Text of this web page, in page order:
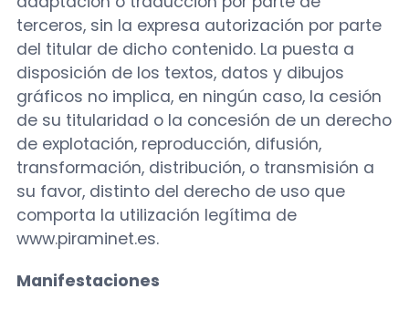
terceros, sin la expresa autorización por parte
del titular de dicho contenido. La puesta a
disposición de los textos, datos y dibujos
gráficos no implica, en ningún caso, la cesión
de su titularidad o la concesión de un derecho
de explotación, reproducción, difusión,
transformación, distribución, o transmisión a
su favor, distinto del derecho de uso que
comporta la utilización legítima de
www.piraminet.es.
Manifestaciones